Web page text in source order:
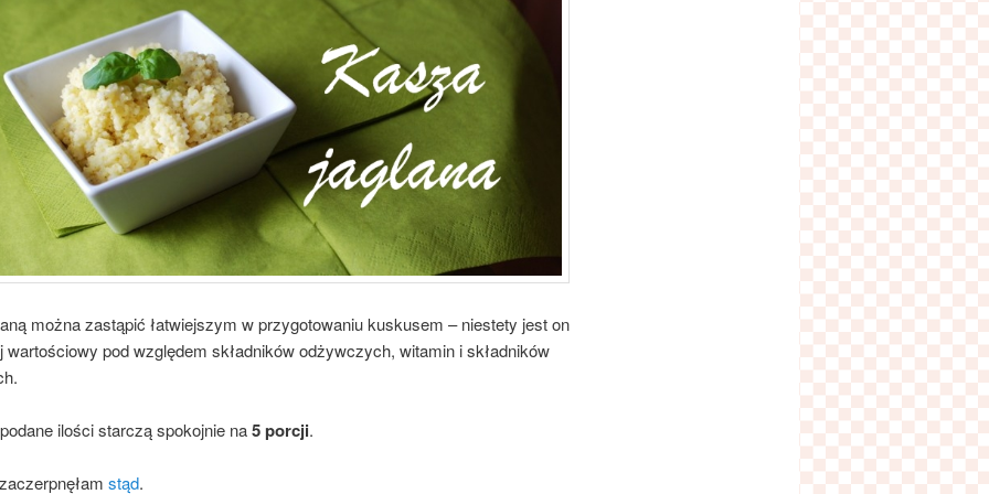
można zastąpić łatwiejszym w przygotowaniu kuskusem – niestety jest on
wartościowy pod względem składników odżywczych, witamin i składników
ilości starczą spokojnie na5 porcji.
stąd.